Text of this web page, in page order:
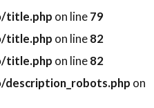
title.php on line79
title.php on line82
title.php on line82
on